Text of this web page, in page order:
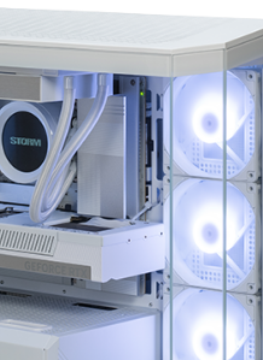
360mm簡易水冷と曲面
OLEDを搭載したハイエン
ドモデル。美しさと冷却性
能を兼ね備えた「流界2」
が、至高の空間を演出しま
す。
商品詳細
大画面液晶、
曲面OLED簡易水冷搭載
PC
商品をみる